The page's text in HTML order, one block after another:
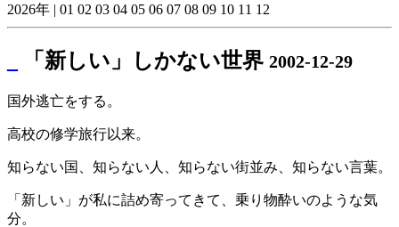
2026年 | 01 02 03 04 05 06 07 08 09 10 11 12
「新しい」しかない世界 2002-12-29
国外逃亡をする。
高校の修学旅行以来。
知らない国、知らない人、知らない街並み、知らない言葉。
「新しい」が私に詰め寄ってきて、乗り物酔いのような気
分。